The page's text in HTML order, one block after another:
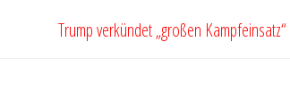
Trump verkündet „großen